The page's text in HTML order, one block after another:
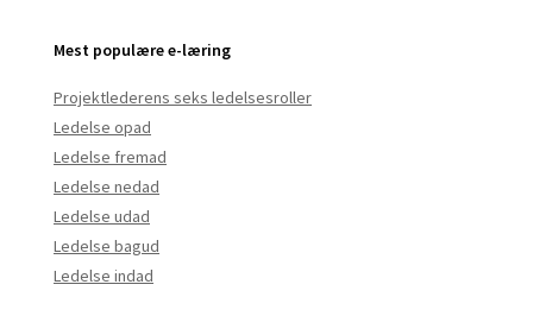
Mest populære e-læring
Projektlederens seks ledelsesroller
Ledelse opad
Ledelse fremad
Ledelse nedad
Ledelse udad
Ledelse bagud
Ledelse indad